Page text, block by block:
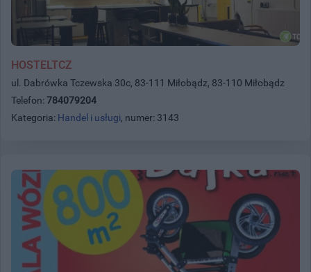
HOSTELTCZ
ul. Dabrówka Tczewska 30c, 83-111 Miłobądz, 83-110 Miłobądz
Telefon: 784079204
Kategoria: Handel i usługi, numer: 3143